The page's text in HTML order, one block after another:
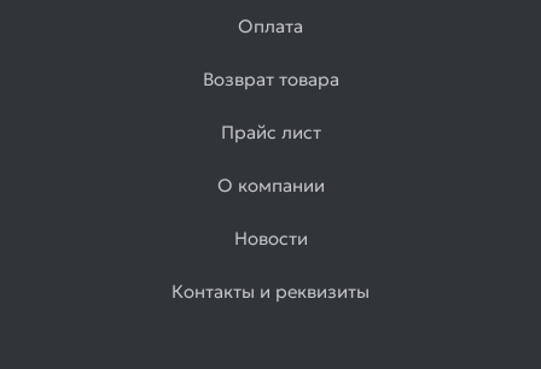
Оплата
Возврат товара
Прайс лист
О компании
Новости
Контакты и реквизиты